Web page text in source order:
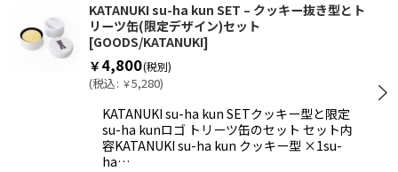
並び順:
絞り込む
KATANUKI su-ha kun SET – クッキー抜き型とト
リーツ缶(限定デザイン)セット
[GOODS/KATANUKI]
￥ 4,800(税別)
(税込: ￥5,280)
KATANUKI su-ha kun SETクッキー型と限定
su-ha kunロゴ トリーツ缶のセット セット内
容KATANUKI su-ha kun クッキー型 ×1su-
ha…